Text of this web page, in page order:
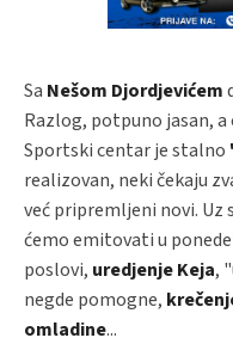
Sa Nešom Djordjevićem
Razlog, potpuno jasan,
Sportski centar je stalno
realizovan, neki čekaju
već pripremljeni novi. Uz
ćemo emitovati u
poslovi, uredjenje Keja,
negde pomogne,
omladine...